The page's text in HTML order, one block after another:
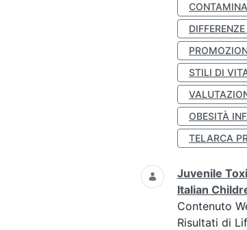
STILI DI
OBESITÀ
TELARCA
Juvenile
Italian
Contenuto
Risultati di